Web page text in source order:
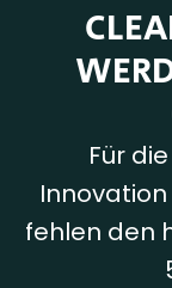
Für
fehlen den